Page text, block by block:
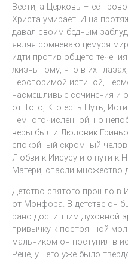
Вести, а Церковь – её
Христа умирает. И на
давал своим бедным
являя сомневающемуся
идти против общего
жизнь тому, что в их
неоспоримой истиной,
насмешливые сочинения и
от Того, Кто есть Путь,
немногочисленной, но
веры был и Людовик
спокойный скромный
Любви к Иисусу и о пути к
Матери, спасли множество
Детство святого прошло в
от Монфора. В детстве он
рано достигшим духовной
привычку к постоянной
мальчиком он поступил в
Рене, у него уже было